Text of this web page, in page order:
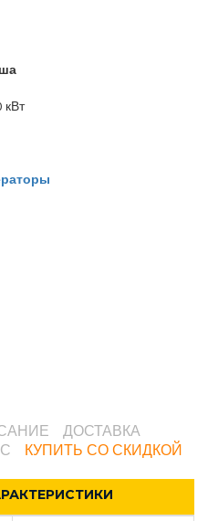
ДОСТАВКА
КУПИТЬ СО СКИДКОЙ